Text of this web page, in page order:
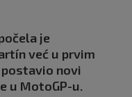
je
već u prvim
novi
u MotoGP-u.